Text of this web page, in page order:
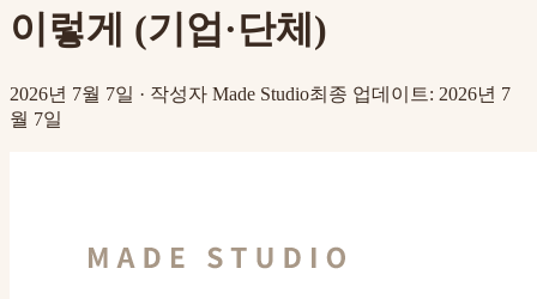
이렇게 (기업·단체)
2026년 7월 7일 · 작성자 Made Studio최종 업데이트: 2026년 7
월 7일